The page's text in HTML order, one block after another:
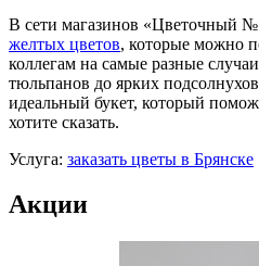
В сети магазинов «Цветочный
желтых цветов, которые можно
коллегам на самые разные
тюльпанов до ярких
идеальный букет, который
хотите сказать.
Услуга: заказать цветы в Брянске
Акции